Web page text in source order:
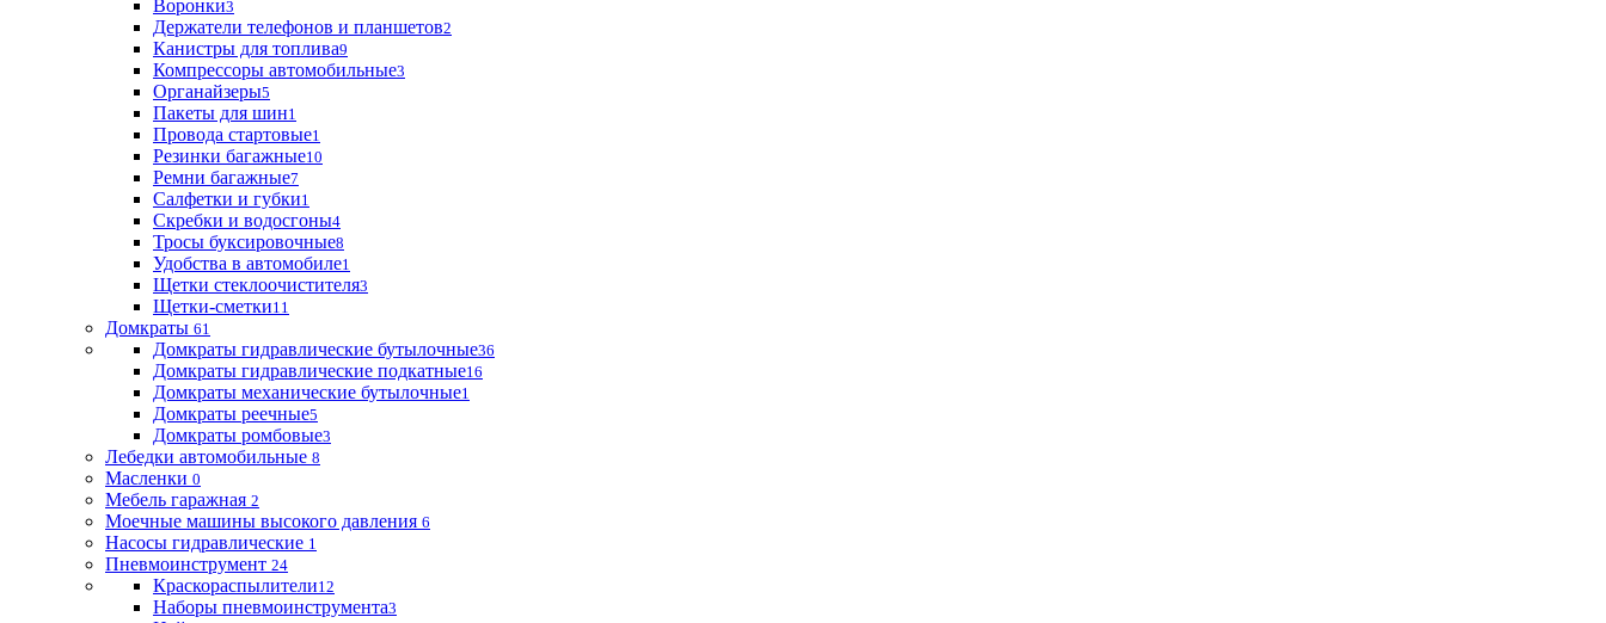
Воронки3
Держатели телефонов и планшетов2
Канистры для топлива9
Компрессоры автомобильные3
Органайзеры5
Пакеты для шин1
Провода стартовые1
Резинки багажные10
Ремни багажные7
Салфетки и губки1
Скребки и водосгоны4
Тросы буксировочные8
Удобства в автомобиле1
Щетки стеклоочистителя3
Щетки-сметки11
Домкраты 61
Домкраты гидравлические бутылочные36
Домкраты гидравлические подкатные16
Домкраты механические бутылочные1
Домкраты реечные5
Домкраты ромбовые3
Лебедки автомобильные 8
Масленки 0
Мебель гаражная 2
Моечные машины высокого давления 6
Насосы гидравлические 1
Пневмоинструмент 24
Краскораспылители12
Наборы пневмоинструмента3